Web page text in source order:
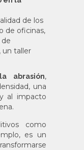
de los
de oficinas,
un taller
abrasión,
una
al impacto
como
es un